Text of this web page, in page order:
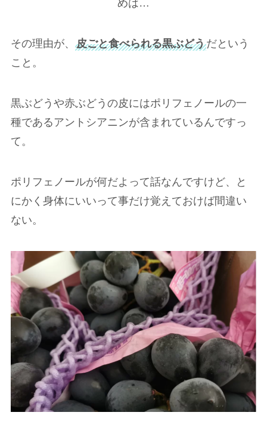
その理由が、 皮ごと食べられる黒ぶどうだという
こと 。
黒ぶどうや赤ぶどうの皮にはポリフェノールの一
種であるアントシアニンが含まれているんですっ
て。
ポリフェノールが何だよって話なんですけど、と
にかく身体にいいって事だけ覚えておけば間違い
ない。